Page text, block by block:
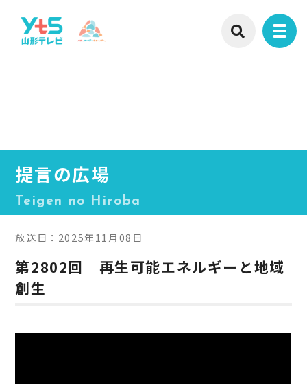
提言の広場
Teigen no Hiroba
放送日：2025年11月08日
第2802回 再生可能エネルギーと地域
創生